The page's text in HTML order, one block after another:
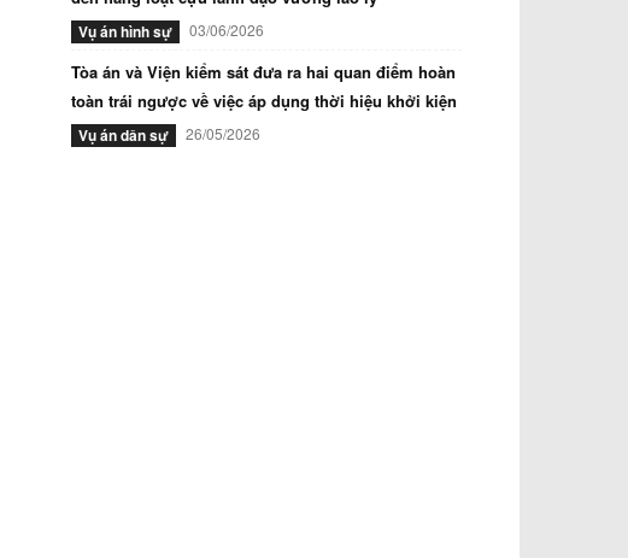
Vụ án hình sự 03/06/2026
Tòa án và Viện kiểm sát đưa ra hai quan điểm hoàn
toàn trái ngược về việc áp dụng thời hiệu khởi kiện
Vụ án dân sự 26/05/2026